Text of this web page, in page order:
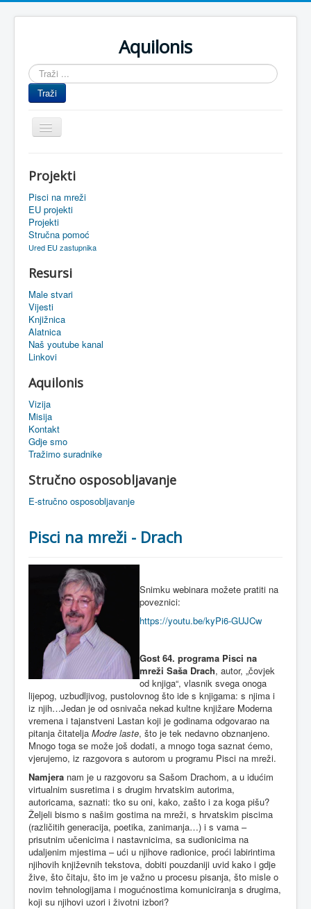
Aquilonis
Traži
...
Traži
Prikaz/Sakrivanje
navigacije
Upravljanje znanjem
Obrazovanje
Upravljanje projektima
Oaza
Sistemski alati
eMapa
Projekti
Pisci na mreži
EU projekti
Projekti
Stručna pomoć
Ured EU zastupnika
Resursi
Male stvari
Vijesti
Knjižnica
Alatnica
Naš youtube kanal
Linkovi
Aquilonis
Vizija
Misija
Kontakt
Gdje smo
Tražimo suradnike
Stručno osposobljavanje
E-stručno osposobljavanje
Pisci na mreži - Drach
Snimku webinara možete pratiti na
poveznici:
https://youtu.be/kyPi6-GUJCw
Gost 64. programa Pisci na
mreži Saša Drach, autor, „čovjek
od knjiga“, vlasnik svega onoga
lijepog, uzbudljivog, pustolovnog što ide s knjigama: s njima i
iz njih…Jedan je od osnivača nekad kultne knjižare Moderna
vremena i tajanstveni Lastan koji je godinama odgovarao na
pitanja čitatelja Modre laste, što je tek nedavno obznanjeno.
Mnogo toga se može još dodati, a mnogo toga saznat ćemo,
vjerujemo, iz razgovora s autorom u programu Pisci na mreži.
Namjera nam je u razgovoru sa Sašom Drachom, a u idućim
virtualnim susretima i s drugim hrvatskim autorima,
autoricama, saznati: tko su oni, kako, zašto i za koga pišu?
Željeli bismo s našim gostima na mreži, s hrvatskim piscima
(različitih generacija, poetika, zanimanja…) i s vama –
prisutnim učenicima i nastavnicima, sa sudionicima na
udaljenim mjestima – ući u njihove radionice, proći labirintima
njihovih književnih tekstova, dobiti pouzdaniji uvid kako i gdje
žive, što čitaju, što im je važno u procesu pisanja, što misle o
novim tehnologijama i mogućnostima komuniciranja s drugima,
koji su njihovi uzori i životni izbori?